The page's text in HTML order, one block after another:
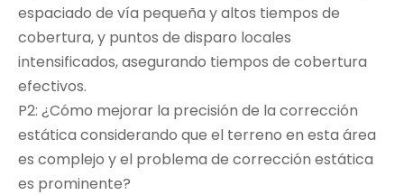
espaciado de vía pequeña y altos tiempos de
cobertura, y puntos de disparo locales
intensificados, asegurando tiempos de cobertura
efectivos.
P2: ¿Cómo mejorar la precisión de la corrección
estática considerando que el terreno en esta área
es complejo y el problema de corrección estática
es prominente?